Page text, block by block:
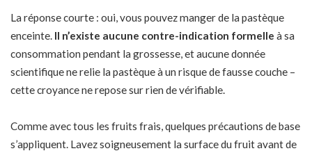
La réponse courte : oui, vous pouvez manger de la pastèque
enceinte. Il n’existe aucune contre-indication formelle à sa
consommation pendant la grossesse, et aucune donnée
scientifique ne relie la pastèque à un risque de fausse couche –
cette croyance ne repose sur rien de vérifiable.
Comme avec tous les fruits frais, quelques précautions de base
s’appliquent. Lavez soigneusement la surface du fruit avant de